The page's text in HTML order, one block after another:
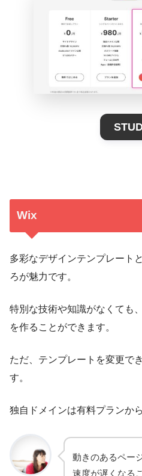
Wix
多彩なデザインテンプレート
ろが魅力です。
特別な技術や知識がなくても
を作ることができます。
ただ、テンプレートを変更で
す。
独自ドメインは有料プランか
動きのあるペー
速度が遅くなる